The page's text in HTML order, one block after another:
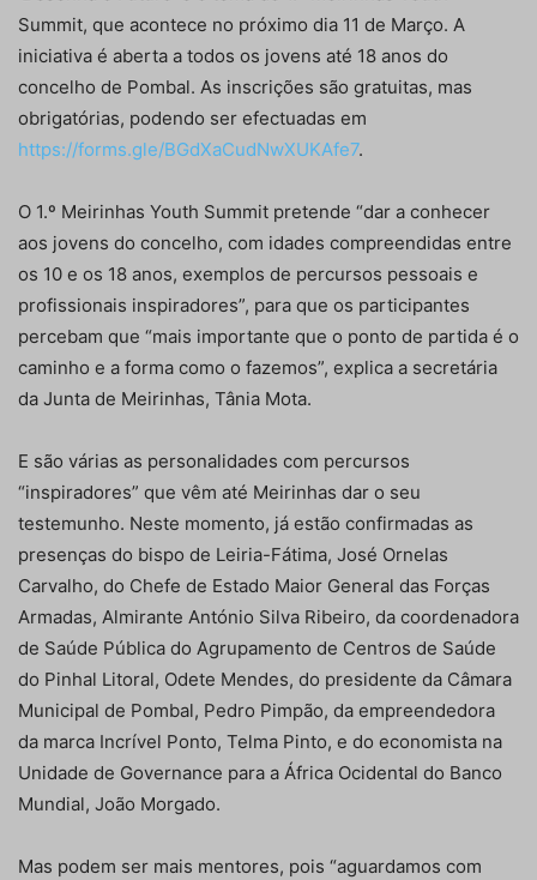
Summit, que acontece no próximo dia 11 de Março. A
iniciativa é aberta a todos os jovens até 18 anos do
concelho de Pombal. As inscrições são gratuitas, mas
obrigatórias, podendo ser efectuadas em
https://forms.gle/BGdXaCudNwXUKAfe7.
O 1.º Meirinhas Youth Summit pretende “dar a conhecer
aos jovens do concelho, com idades compreendidas entre
os 10 e os 18 anos, exemplos de percursos pessoais e
profissionais inspiradores”, para que os participantes
percebam que “mais importante que o ponto de partida é o
caminho e a forma como o fazemos”, explica a secretária
da Junta de Meirinhas, Tânia Mota.
E são várias as personalidades com percursos
“inspiradores” que vêm até Meirinhas dar o seu
testemunho. Neste momento, já estão confirmadas as
presenças do bispo de Leiria-Fátima, José Ornelas
Carvalho, do Chefe de Estado Maior General das Forças
Armadas, Almirante António Silva Ribeiro, da coordenadora
de Saúde Pública do Agrupamento de Centros de Saúde
do Pinhal Litoral, Odete Mendes, do presidente da Câmara
Municipal de Pombal, Pedro Pimpão, da empreendedora
da marca Incrível Ponto, Telma Pinto, e do economista na
Unidade de Governance para a África Ocidental do Banco
Mundial, João Morgado.
Mas podem ser mais mentores, pois “aguardamos com